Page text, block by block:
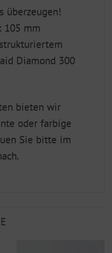
überzeugen!
105 mm
Diamond 300
bieten wir
oder farbige
Sie bitte im